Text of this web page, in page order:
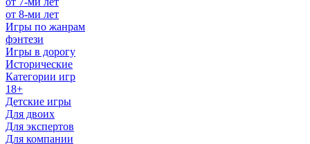
от 8-ми лет
Игры по жанрам
фэнтези
Игры в дорогу
Исторические
Категории игр
18+
Детские игры
Для двоих
Для экспертов
Для компании